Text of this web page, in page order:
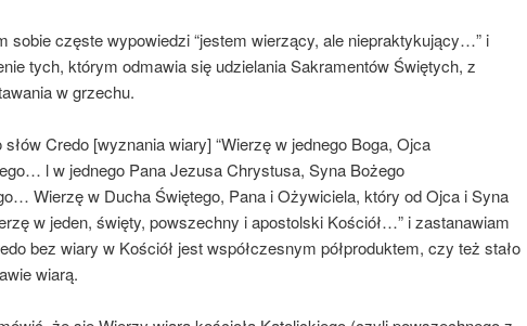
sobie częste wypowiedzi “jestem wierzący, ale niepraktykujący…” i
tych, którym odmawia się udzielania Sakramentów Świętych, z
w grzechu.
słów Credo [wyznania wiary] “Wierzę w jednego Boga, Ojca
l w jednego Pana Jezusa Chrystusa, Syna Bożego
Wierzę w Ducha Świętego, Pana i Ożywiciela, który od Ojca i Syna
w jeden, święty, powszechny i apostolski Kościół…” i zastanawiam
bez wiary w Kościół jest współczesnym półproduktem, czy też stało
wiarą.